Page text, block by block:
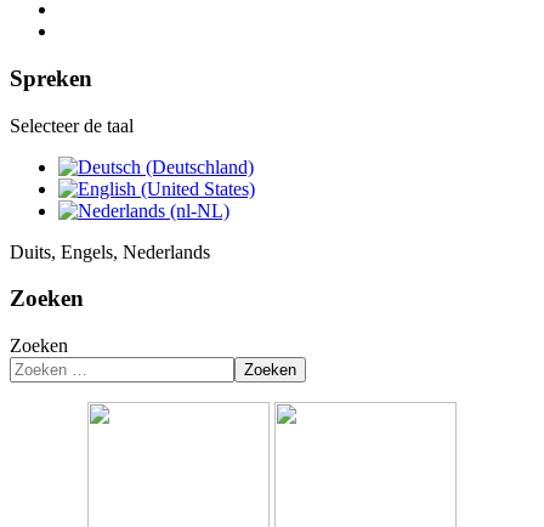
Spreken
Selecteer de taal
Duits, Engels, Nederlands
Zoeken
Zoeken
Zoeken